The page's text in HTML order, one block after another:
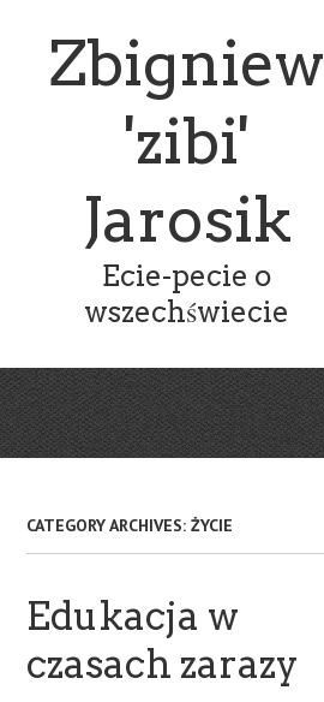
Zbigniew
'zibi'
Jarosik
Ecie-pecie o
wszechświecie
CATEGORY ARCHIVES:ŻYCIE
Edukacja w
czasach zarazy